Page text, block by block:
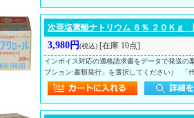
次亜塩素酸ナトリウム ６％ ２０Ｋ
3,980円(税込) [在庫 10点]
インボイス対応の適格請求書をデータで発送
プション:書類発行」を選択してください） 「